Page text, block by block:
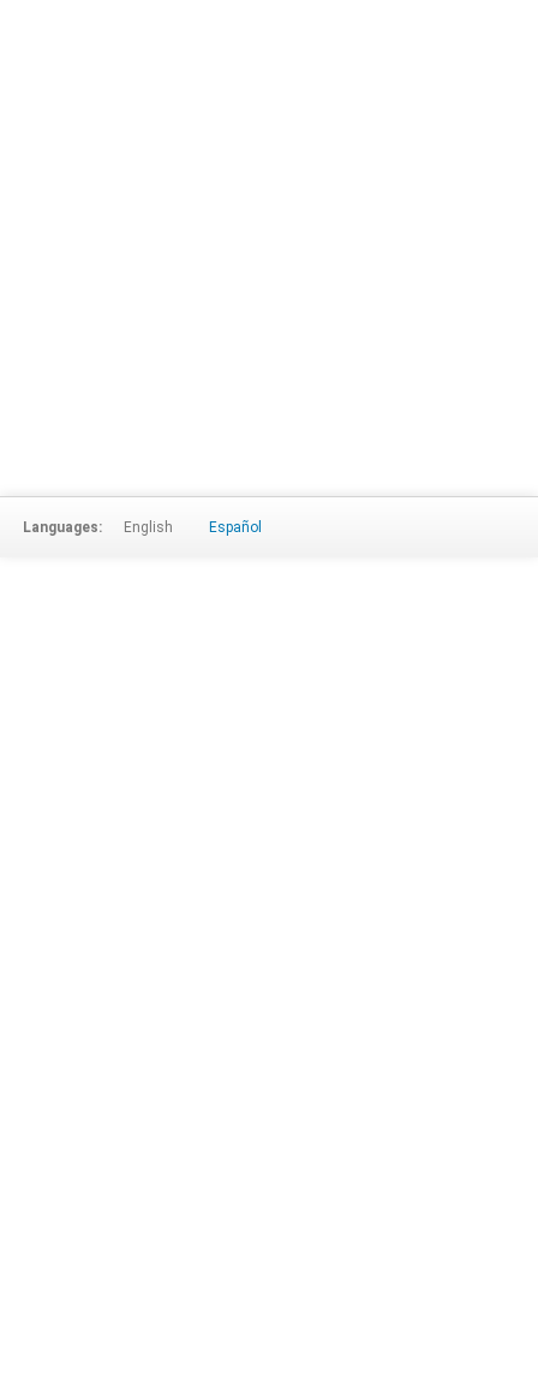
Languages: English Español